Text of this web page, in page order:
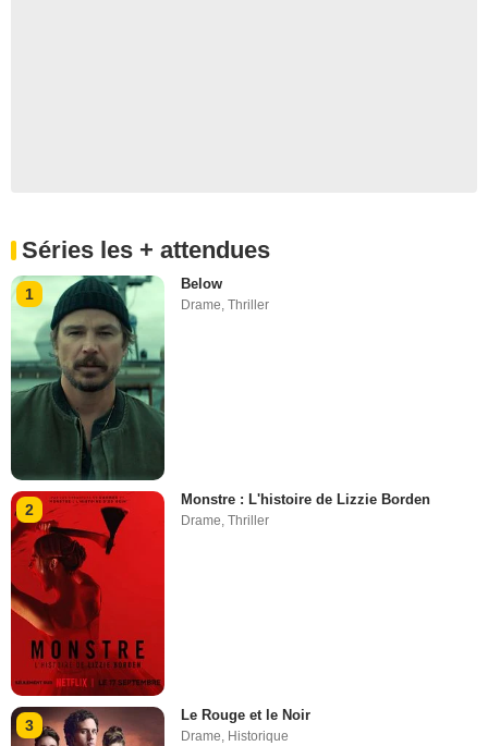
Séries les + attendues
1
Below
Drame ,Thriller
2
Monstre : L'histoire de Lizzie Borden
Drame,Thriller
3
Le Rouge et le Noir
Drame, Historique